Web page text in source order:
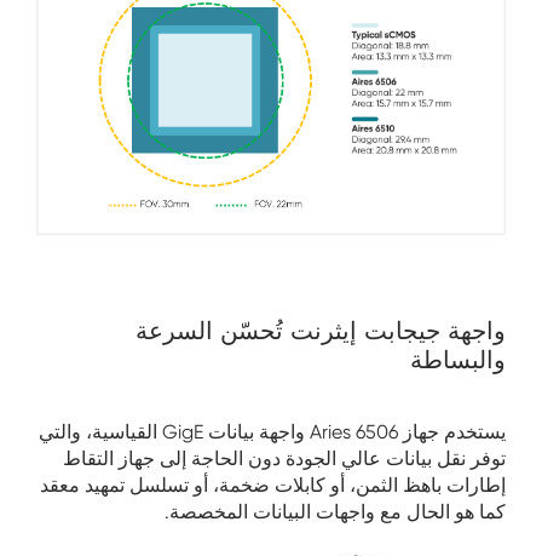
واجهة جيجابت إيثرنت تُحسّن السرعة
والبساطة
يستخدم جهاز Aries 6506 واجهة بيانات GigE القياسية، والتي
توفر نقل بيانات عالي الجودة دون الحاجة إلى جهاز التقاط
إطارات باهظ الثمن، أو كابلات ضخمة، أو تسلسل تمهيد معقد
كما هو الحال مع واجهات البيانات المخصصة.